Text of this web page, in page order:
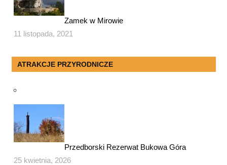
Zamek w Mirowie
11 listopada, 2021
ATRAKCJE PRZYRODNICZE
Przedborski Rezerwat Bukowa Góra
25 kwietnia, 2026